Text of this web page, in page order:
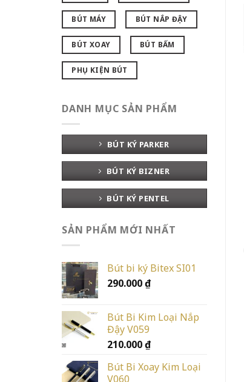
BÚT MÁY BÚT NẮP ĐẬY
BÚT XOAY BÚT BẤM
PHỤ KIỆN BÚT
DANH MỤC SẢN PHẨM
BÚT KÝ PARKER
BÚT KÝ BIZNER
BÚT KÝ PENTEL
SẢN PHẨM MỚI NHẤT
Bút bi ký Bitex SI01
290.000₫
Bút Bi Kim Loại Nắp
Đậy V059
210.000₫
Bút Bi Xoay Kim Loại
V060